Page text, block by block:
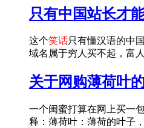
只有中国站长才
这个笑话只有懂汉语的中
域名属于穷人买不起，富
关于网购薄荷叶
一个闺蜜打算在网上买一
释：薄荷叶：薄荷的叶子